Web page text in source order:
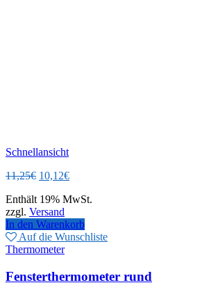
Schnellansicht
11,25€ Ursprünglicher
war:
11,25€
10,12€Aktueller
ist:
Enthält 19% MwSt.
zzgl. Versand
In den Warenkorb
Auf die Wunschliste
Thermometer
Fensterthermometer rund